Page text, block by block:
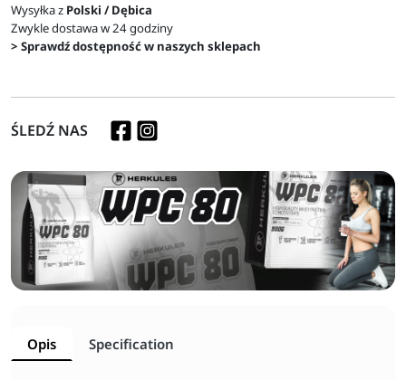
Wysyłka z Polski / Dębica
Zwykle dostawa w 24 godziny
> Sprawdź dostępność w naszych sklepach
ŚLEDŹ NAS
Opis Specification